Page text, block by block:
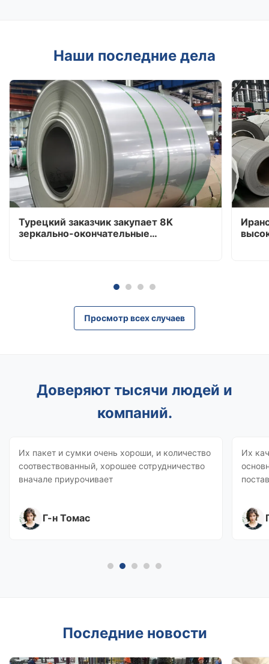
Наши последние дела
Турецкий заказчик закупает 8K
зеркально-окончательные
Просмотр всех случаев
Доверяют тысячи людей и
компаний.
Их пакет и сумки очень хороши, и количество
соотвествованный, хорошее сотрудничество
вначале приурочивает
Г-н Томас
Их
Последние новости